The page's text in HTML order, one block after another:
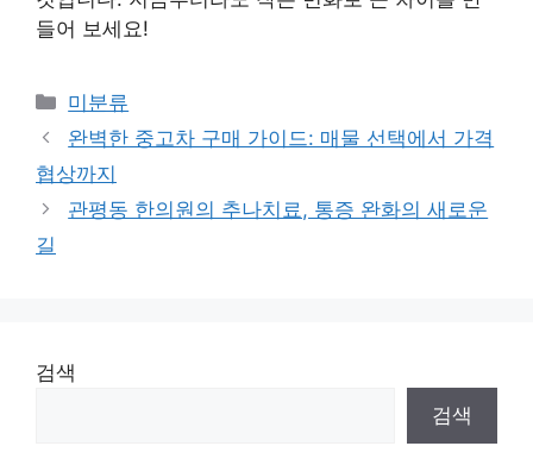
들어 보세요!
Categories
미분류
완벽한 중고차 구매 가이드: 매물 선택에서 가격
협상까지
관평동 한의원의 추나치료, 통증 완화의 새로운
길
검색
검색